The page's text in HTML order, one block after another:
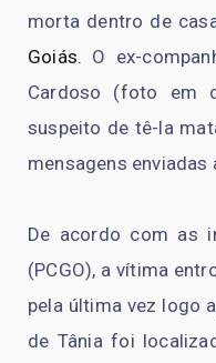
morta dentro de
Goiás. O ex-
Cardoso (foto em
suspeito de tê-la
mensagens
De acordo com as
(PCGO), a vítima
pela última vez logo
de Tânia foi